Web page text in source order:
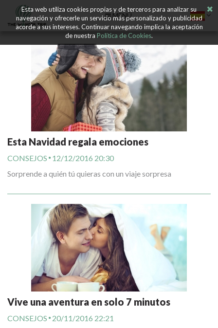
MENÚ
Esta Navidad regala emociones
CONSEJOS
12/12/2016 20:30
Sorprende a quién tú quieras con un viaje sorpresa
Vive una aventura en solo 7 minutos
CONSEJOS
20/11/2016 22:21
Esta web utiliza cookies propias y de terceros para analizar su
navegación y ofrecerle un servicio más personalizado y publicidad
acorde a sus intereses. Continuar navegando implica la aceptación
de nuestra Política de Cookies.